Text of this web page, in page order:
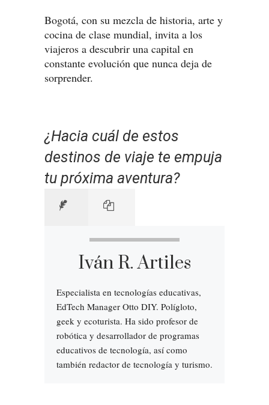
Bogotá, con su mezcla de historia, arte y
cocina de clase mundial, invita a los
viajeros a descubrir una capital en
constante evolución que nunca deja de
sorprender.
¿Hacia cuál de estos
destinos de viaje te empuja
tu próxima aventura?
Iván R. Artiles
Especialista en tecnologías educativas,
EdTech Manager Otto DIY. Polígloto,
geek y ecoturista. Ha sido profesor de
robótica y desarrollador de programas
educativos de tecnología, así como
también redactor de tecnología y turismo.